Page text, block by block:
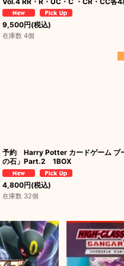
9,500円(税込)
在庫数 4個
予約 Harry Potter カードゲーム ブ
の石」Part.2 1BOX
4,800円(税込)
在庫数 32個